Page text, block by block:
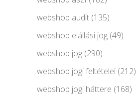
webshop audit (135)
webshop elállási jog (49)
webshop jog (290)
webshop jogi feltételei (212)
webshop jogi háttere (168)